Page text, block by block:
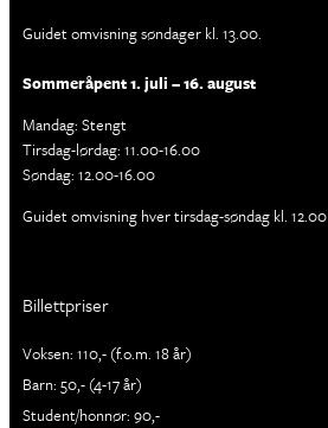
Guidet omvisning søndager kl. 13.00.
Sommeråpent 1. juli – 16. august
Mandag: Stengt
Tirsdag-lørdag: 11.00-16.00
Søndag: 12.00-16.00
Guidet omvisning hver tirsdag-søndag kl. 12.00
Billettpriser
Voksen: 110,- (f.o.m. 18 år)
Barn: 50,- (4-17 år)
Student/honnør: 90,-